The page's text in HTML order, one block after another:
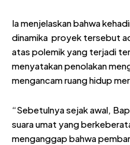
Ia menjelaskan bahwa
dinamika proyek tersebut
atas polemik yang terjadi
menyatakan penolakan
mengancam ruang hidup
“Sebetulnya sejak awal,
suara umat yang
menganggap bahwa